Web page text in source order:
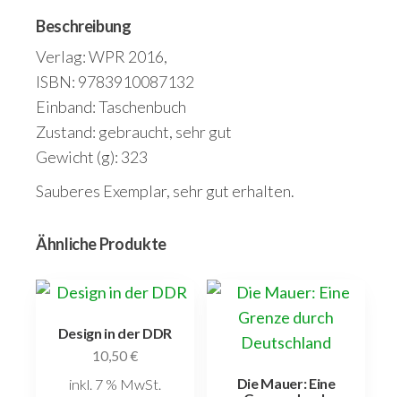
Beschreibung
Verlag: WPR 2016,
ISBN: 9783910087132
Einband: Taschenbuch
Zustand: gebraucht, sehr gut
Gewicht (g): 323
Sauberes Exemplar, sehr gut erhalten.
Ähnliche Produkte
Design in der DDR
10,50€
inkl. 7 % MwSt.
Die Mauer: Eine